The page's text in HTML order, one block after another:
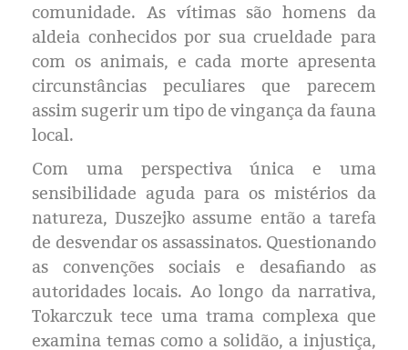
comunidade. As vítimas são homens da
aldeia conhecidos por sua crueldade para
com os animais, e cada morte apresenta
circunstâncias peculiares que parecem
assim sugerir um tipo de vingança da fauna
local.
Com uma perspectiva única e uma
sensibilidade aguda para os mistérios da
natureza, Duszejko assume então a tarefa
de desvendar os assassinatos. Questionando
as convenções sociais e desafiando as
autoridades locais. Ao longo da narrativa,
Tokarczuk tece uma trama complexa que
examina temas como a solidão, a injustiça,